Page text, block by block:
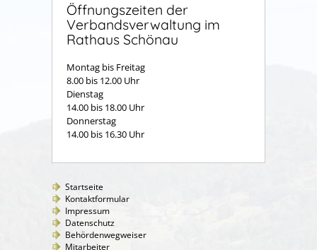
Öffnungszeiten der
Verbandsverwaltung im
Rathaus Schönau
Montag bis Freitag
8.00 bis 12.00 Uhr
Dienstag
14.00 bis 18.00 Uhr
Donnerstag
14.00 bis 16.30 Uhr
Startseite
Kontaktformular
Impressum
Datenschutz
Behördenwegweiser
Mitarbeiter